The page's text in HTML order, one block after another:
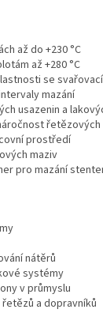
až do +230 °C
až +280 °C
se
mazání
usazenin a
řetězových
prostředí
maziv
pro mazání
nátěrů
systémy
v průmyslu
a dopravníků